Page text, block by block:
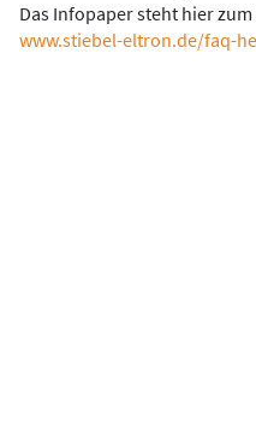
Das Infopaper steht hier
www.stiebel-eltron.de/faq-